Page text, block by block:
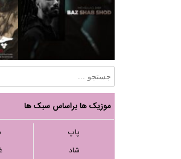
موزیک ها براساس سبک ها
پاپ
شاد